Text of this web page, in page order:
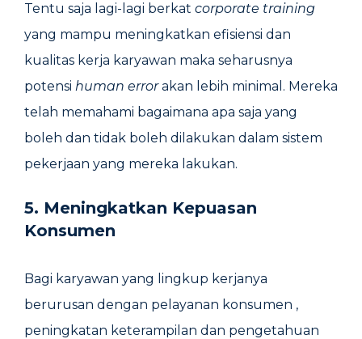
Tentu saja lagi-lagi berkat corporate training
yang mampu meningkatkan efisiensi dan
kualitas kerja karyawan maka seharusnya
potensi human errorakan lebih minimal. Mereka
telah memahami bagaimana apa saja yang
boleh dan tidak boleh dilakukan dalam sistem
pekerjaan yang mereka lakukan.
5. Meningkatkan Kepuasan
Konsumen
Bagi karyawan yang lingkup kerjanya
berurusan dengan pelayanan konsumen ,
peningkatan keterampilan dan pengetahuan